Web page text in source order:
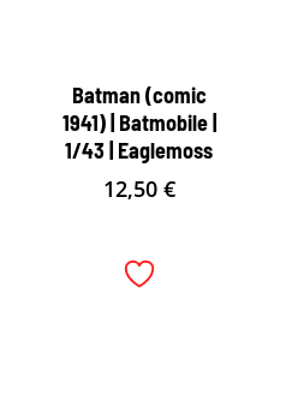
Batman (comic
1941) | Batmobile |
1/43 | Eaglemoss
12,50 €